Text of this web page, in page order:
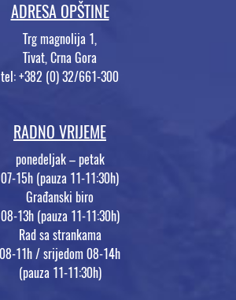
ADRESA OPŠTINE
Trg magnolija 1,
Tivat, Crna Gora
tel: +382 (0) 32/661-300
RADNO VRIJEME
ponedeljak – petak
07-15h (pauza 11-11:30h)
Građanski biro
08-13h (pauza 11-11:30h)
Rad sa strankama
08-11h / srijedom 08-14h
(pauza 11-11:30h)